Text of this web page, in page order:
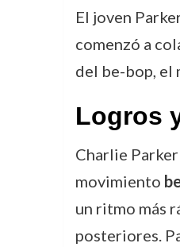
El joven
comenzó a
del be-bop, el
Logros
Charlie
movimiento
un ritmo más
posteriores.